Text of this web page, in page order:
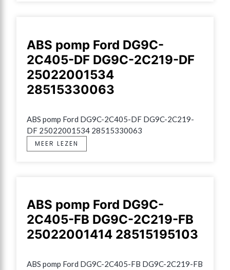
ABS pomp Ford DG9C-
2C405-DF DG9C-2C219-DF
25022001534
28515330063
ABS pomp Ford DG9C-2C405-DF DG9C-2C219-
DF 25022001534 28515330063
MEER LEZEN
ABS pomp Ford DG9C-
2C405-FB DG9C-2C219-FB
25022001414 28515195103
ABS pomp Ford DG9C-2C405-FB DG9C-2C219-FB